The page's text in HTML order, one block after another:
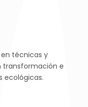
en técnicas y
e
ecológicas.